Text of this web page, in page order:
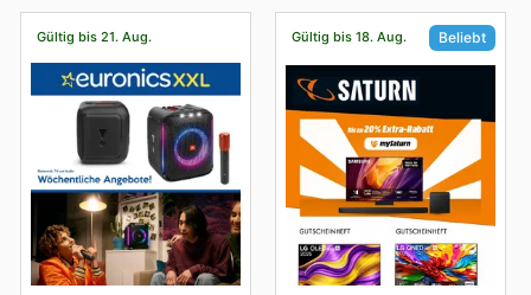
Gültig bis 21. Aug. Gültig bis 18. Aug. Beliebt